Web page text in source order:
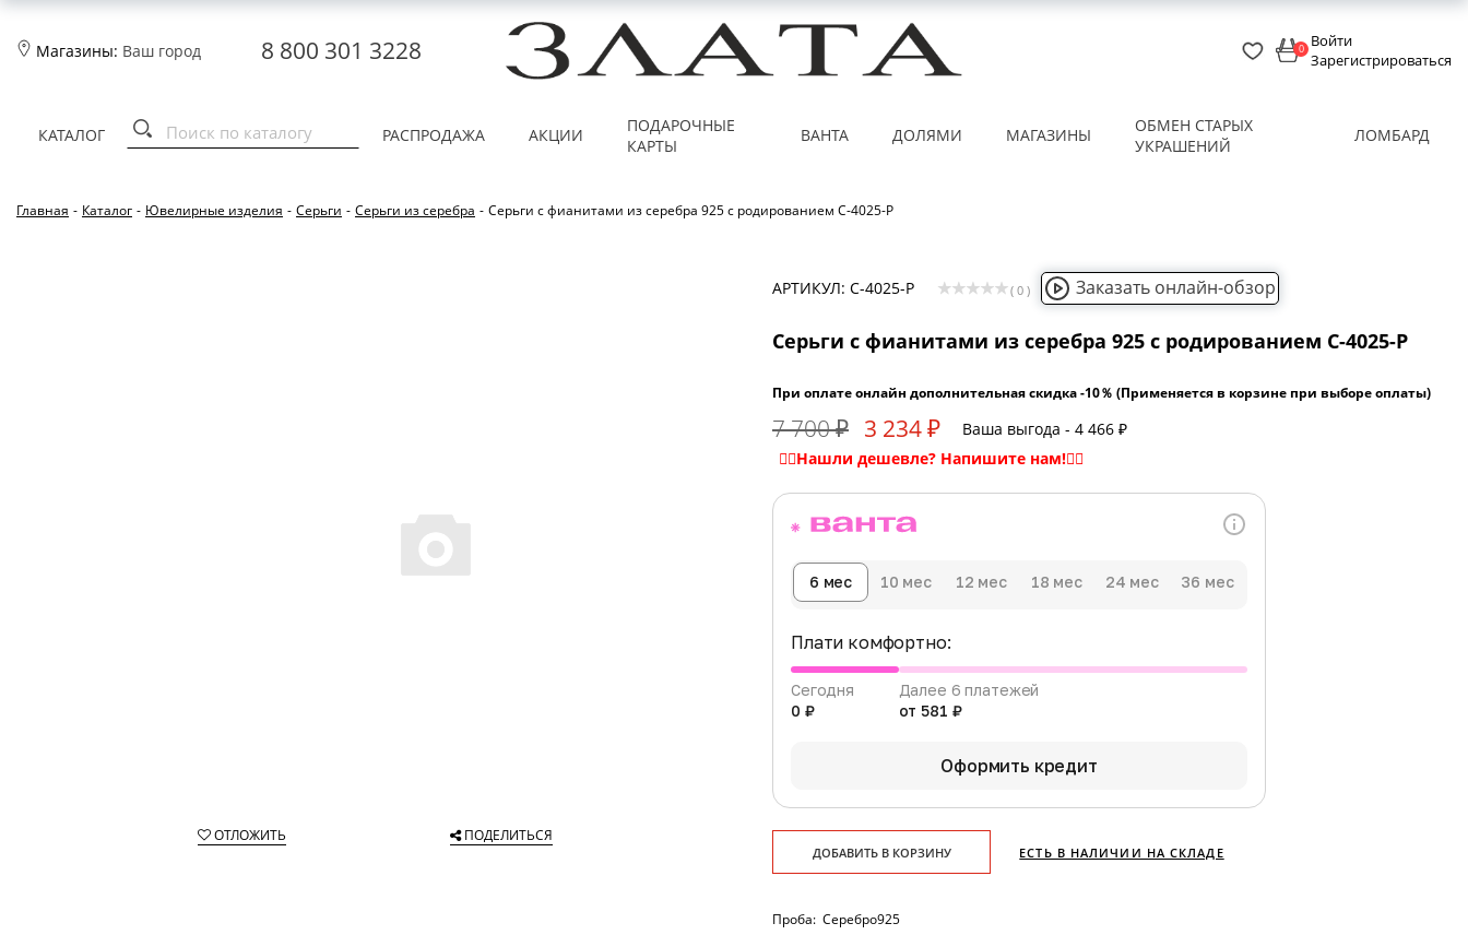
Магазины: Ваш город 8 800 301 3228 0 Войти
Зарегистрироваться
КАТАЛОГ РАСПРОДАЖА АКЦИИ
ПОДАРОЧНЫЕ
КАРТЫ
ВАНТА ДОЛЯМИ МАГАЗИНЫ
ОБМЕН СТАРЫХ
УКРАШЕНИЙ
ЛОМБАРД
Главная - Каталог - Ювелирные изделия - Серьги - Серьги из серебра - Серьги с фианитами из серебра 925 с родированием С-4025-Р
ОТЛОЖИТЬ ПОДЕЛИТЬСЯ
АРТИКУЛ: С-4025-Р ( 0 ) Заказать онлайн-обзор
Серьги с фианитами из серебра 925 с родированием С-4025-Р
При оплате онлайн дополнительная скидка -10％ (Применяется в корзине при выборе оплаты)
7 700 ₽ 3 234 ₽ Ваша выгода - 4 466 ₽
6 мес 10 мес 12 мес 18 мес 24 мес 36 мес
Плати комфортно:
Сегодня
0 ₽
Далее 6 платежей
от 581 ₽
Оформить кредит
ДОБАВИТЬ В КОРЗИНУ ЕСТЬ В НАЛИЧИИ НА СКЛАДЕ
Проба: Серебро925